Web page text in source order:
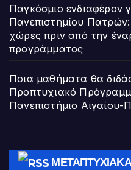
Παγκόσμιο ενδιαφέρον
Πανεπιστημίου Πατρών:
χώρες πριν από την
προγράμματος
Ποια μαθήματα θα
Προπτυχιακό
Πανεπιστήμιο